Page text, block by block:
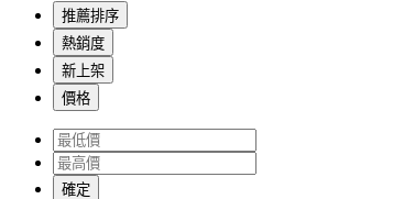
推薦排序
熱銷度
新上架
價格
確定